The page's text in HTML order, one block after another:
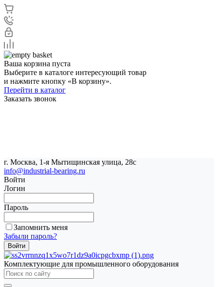
Ваша корзина пуста
Выберите в каталоге интересующий товар
и нажмите кнопку «В корзину».
Перейти в каталог
Заказать звонок
г. Москва, 1-я Мытищинская улица, 28с
info@industrial-bearing.ru
Войти
Логин
Пароль
Запомнить меня
Забыли пароль?
Комплектующие для промышленного оборудования